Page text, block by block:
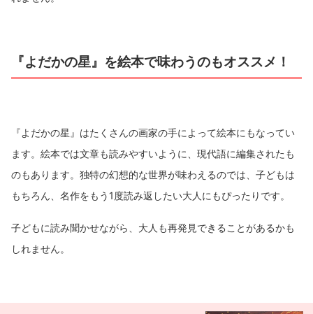
『よだかの星』を絵本で味わうのもオススメ！
『よだかの星』はたくさんの画家の手によって絵本にもなってい
ます。絵本では文章も読みやすいように、現代語に編集されたも
のもあります。独特の幻想的な世界が味わえるのでは、子どもは
もちろん、名作をもう1度読み返したい大人にもぴったりです。
子どもに読み聞かせながら、大人も再発見できることがあるかも
しれません。